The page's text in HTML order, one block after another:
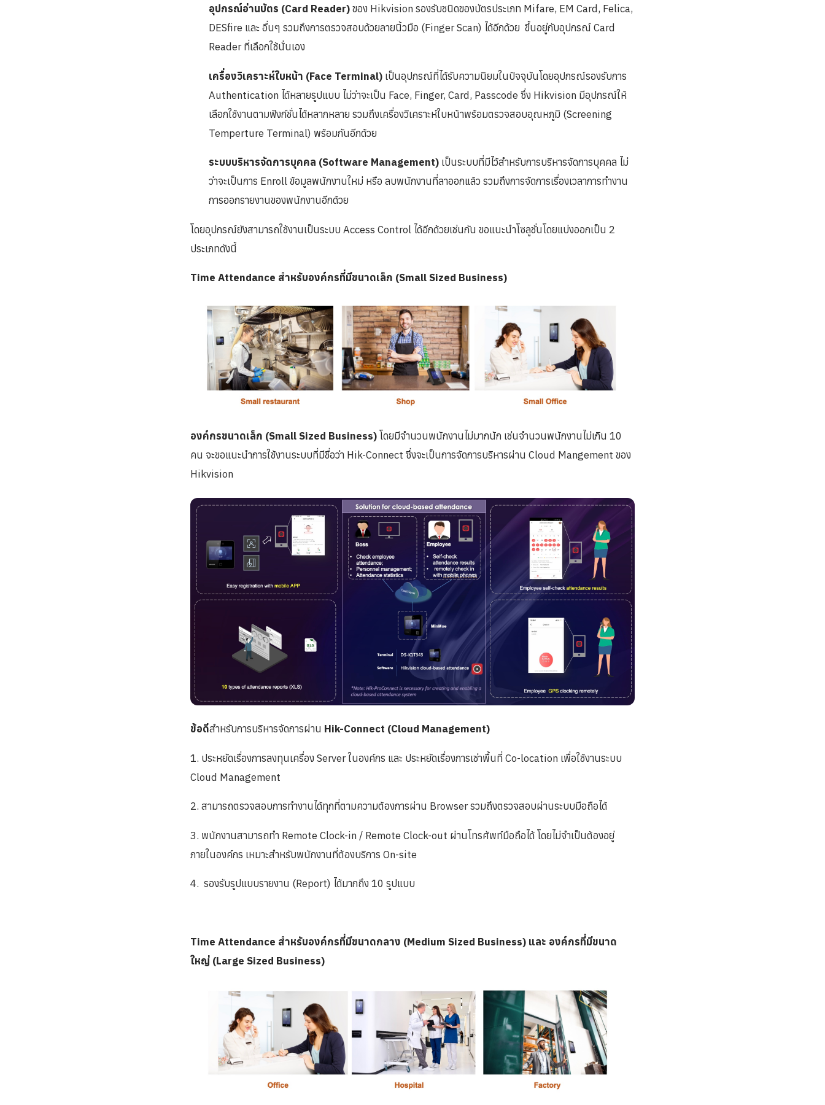
อุปกรณ์อ่านบัตร (Card Reader)ของ Hikvision รองรับชนิดของบัตรประเภท Mifare, EM Card, Felica,
DESfire และ อื่นๆ รวมถึงการตรวจสอบด้วยลายนิ้วมือ (Finger Scan) ได้อีกด้วย ขึ้นอยู่กับอุปกรณ์ Card
Reader ที่เลือกใช้นั่นเอง
เครื่องวิเคราะห์ใบหน้า (Face Terminal) เป็นอุปกรณ์ที่ได้รับความนิยมในปัจจุบันโดยอุปกรณ์รองรับการ
Authentication ได้หลายรูปแบบ ไม่ว่าจะเป็น Face, Finger, Card, Passcode ซึ่ง Hikvision มีอุปกรณ์ให้
เลือกใช้งานตามฟังก์ชั่นได้หลากหลาย รวมถึงเครื่องวิเคราะห์ใบหน้าพร้อมตรวจสอบอุณหภูมิ (Screening
Temperture Terminal) พร้อมกันอีกด้วย
ระบบบริหารจัดการบุคคล (Software Management) เป็นระบบที่มีไว้สำหรับการบริหารจัดการบุคคล ไม่
ว่าจะเป็นการ Enroll ข้อมูลพนักงานใหม่ หรือ ลบพนักงานที่ลาออกแล้ว รวมถึงการจัดการเรื่องเวลาการทำงาน
การออกรายงานของพนักงานอีกด้วย
โดยอุปกรณ์ยังสามารถใช้งานเป็นระบบ Access Control ได้อีกด้วยเช่นกัน ขอแนะนำโซลูชั่นโดยแบ่งออกเป็น 2
ประเภทดังนี้
Time Attendance สำหรับองค์กรที่มีขนาดเล็ก (Small Sized Business)
องค์กรขนาดเล็ก (Small Sized Business) โดยมีจำนวนพนักงานไม่มากนัก เช่นจำนวนพนักงานไม่เกิน 10
คน จะขอแนะนำการใช้งานระบบที่มีชื่อว่า Hik-Connect ซึ่งจะเป็นการจัดการบริหารผ่าน Cloud Mangement ของ
Hikvision
ข้อดีสำหรับการบริหารจัดการผ่าน Hik-Connect (Cloud Management)
1. ประหยัดเรื่องการลงทุนเครื่อง Server ในองค์กร และ ประหยัดเรื่องการเช่าพื้นที่ Co-location เพื่อใช้งานระบบ
Cloud Management
2. สามารถตรวจสอบการทำงานได้ทุกที่ตามความต้องการผ่าน Browser รวมถึงตรวจสอบผ่านระบบมือถือได้
3. พนักงานสามารถทำ Remote Clock-in / Remote Clock-out ผ่านโทรศัพท์มือถือได้ โดยไม่จำเป็นต้องอยู่
ภายในองค์กร เหมาะสำหรับพนักงานที่ต้องบริการ On-site
4. รองรับรูปแบบรายงาน (Report) ได้มากถึง 10 รูปแบบ
Time Attendance สำหรับองค์กรที่มีขนาดกลาง (Medium Sized Business) และ องค์กรที่มีขนาด
ใหญ่ (Large Sized Business)